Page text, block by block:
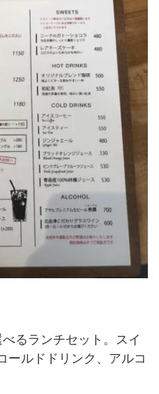
るランチセット。スイ
ールドドリンク、アルコ